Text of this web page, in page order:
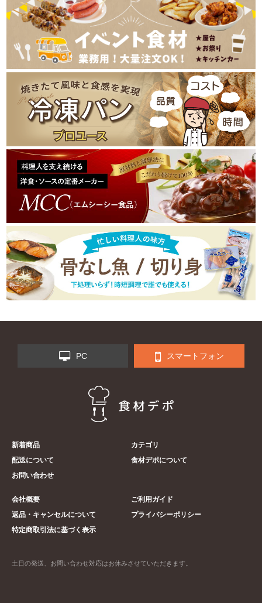
PC スマートフォン
新着商品
カテゴリ
配送について
食材デポについて
お問い合わせ
会社概要
ご利用ガイド
返品・キャンセルについて
プライバシーポリシー
特定商取引法に基づく表示
土日の発送、お問い合わせ対応はお休みさせていただきます。